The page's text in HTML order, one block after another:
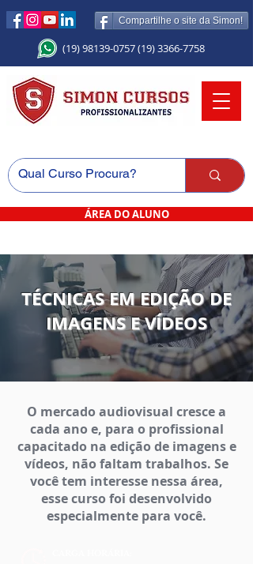
Compartilhe o site da Simon!
(19) 98139-0757(19) 3366-7758
ÁREA DO ALUNO
TÉCNICAS EM EDIÇÃO DE
IMAGENS E VÍDEOS
O mercado audiovisual cresce a
cada ano e, para o profissional
capacitado na edição de imagens e
vídeos, não faltam trabalhos. Se
você tem interesse nessa área,
esse curso foi desenvolvido
especialmente para você.